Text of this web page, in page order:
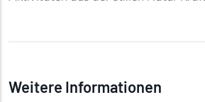
Weitere Informationen